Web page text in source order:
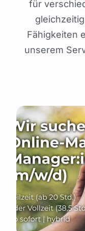
für
Fähigkeiten
unserem